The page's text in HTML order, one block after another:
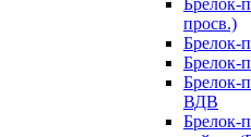
Брелок-
просв.)
ВДВ
Брелок-